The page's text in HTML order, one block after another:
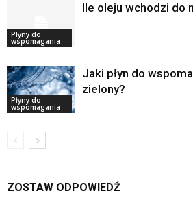
Płyny do
wspomagania
Ile oleju wchodzi do
Płyny do
wspomagania
Jaki płyn do
zielony?
ZOSTAW ODPOWIEDŹ